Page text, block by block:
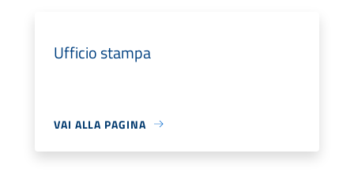
Ufficio stampa
VAI ALLA PAGINA